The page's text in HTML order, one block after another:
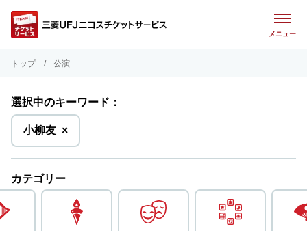
メニュー
トップ 公演
選択中のキーワード：
小柳友を
削
除
×
カテゴリー